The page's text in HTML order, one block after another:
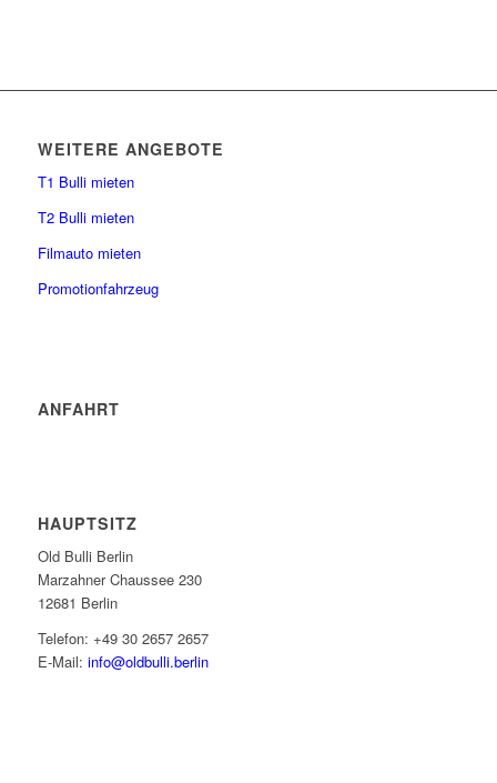
WEITERE ANGEBOTE
T1 Bulli mieten
T2 Bulli mieten
Filmauto mieten
Promotionfahrzeug
ANFAHRT
HAUPTSITZ
Old Bulli Berlin
Marzahner Chaussee 230
12681 Berlin
Telefon: +49 30 2657 2657
E-Mail: info@oldbulli.berlin